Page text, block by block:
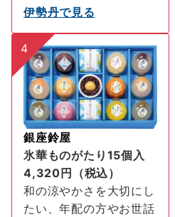
伊勢丹で見る
4
銀座鈴屋
氷華ものがたり15個入
4,320円（税込）
和の涼やかさを大切にし
たい、年配の方やお世話